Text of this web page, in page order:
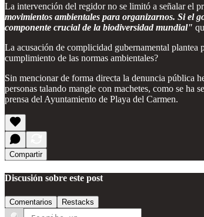
La intervención del regidor no se limitó a señalar el
movimientos ambientales para organizarnos. Si el
componente crucial de la biodiversidad mundial"
La acusación de complicidad gubernamental plantea
cumplimiento de las normas ambientales?
Sin mencionar de forma directa la denuncia pública
personas talando mangle con machetes, como se ha
prensa del Ayuntamiento de Playa del Carmen.
Compartir
Discusión sobre este post
Comentarios Restacks